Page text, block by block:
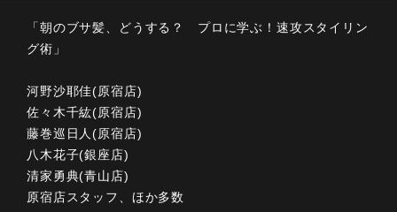
「朝のブサ髪、どうする？ プロに学ぶ！速攻スタイリン
グ術」
河野沙耶佳(原宿店)
佐々木千紘(原宿店)
藤巻巡日人(原宿店)
八木花子(銀座店)
清家勇典(青山店)
原宿店スタッフ、ほか多数